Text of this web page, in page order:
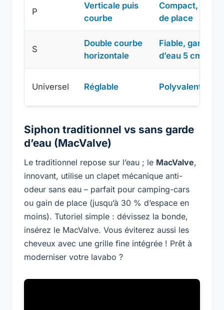
P
Verticale puis
courbe
Compact, gain
de place
S
Double courbe
horizontale
Fiable, garde
d’eau 5 cm min.
Universel Réglable Polyvalent
Siphon traditionnel vs sans garde
d’eau (MacValve)
Le traditionnel repose sur l’eau ; le MacValve,
innovant, utilise un clapet mécanique anti-
odeur sans eau – parfait pour camping-cars
ou gain de place (jusqu’à 30 % d’espace en
moins). Tutoriel simple : dévissez la bonde,
insérez le MacValve. Vous éviterez aussi les
cheveux avec une grille fine intégrée ! Prêt à
moderniser votre lavabo ?